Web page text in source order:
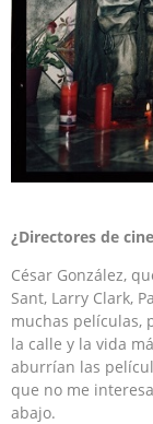
¿Directores de
César González,
Sant, Larry Clark,
muchas películas,
la calle y la vida
aburrían las
que no me
abajo.